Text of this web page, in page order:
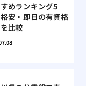
めランキング5
安・即日の有資格
比較